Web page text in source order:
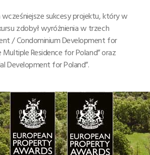
sukcesy projektu, który w
zdobył wyróżnienia w trzech
/ Condominium Development for
Multiple Residence for Poland” oraz
Development for Poland”.